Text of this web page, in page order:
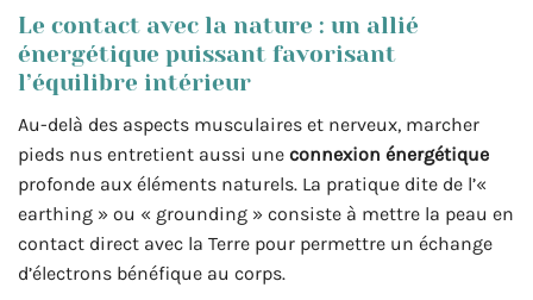
Le contact avec la nature : un allié
énergétique puissant favorisant
l’équilibre intérieur
Au-delà des aspects musculaires et nerveux, marcher
pieds nus entretient aussi une connexion énergétique
profonde aux éléments naturels. La pratique dite de l’«
earthing » ou « grounding » consiste à mettre la peau en
contact direct avec la Terre pour permettre un échange
d’électrons bénéfique au corps.